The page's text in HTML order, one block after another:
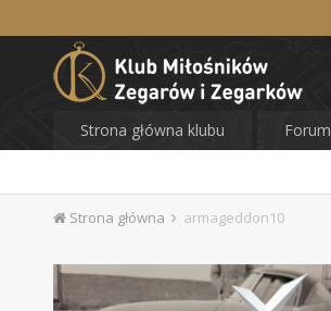
Strona główna klubu Forum
Strona główna armageddon10